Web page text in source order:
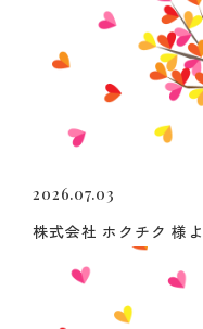
2026.07.03
株式会社 ホクチク 様